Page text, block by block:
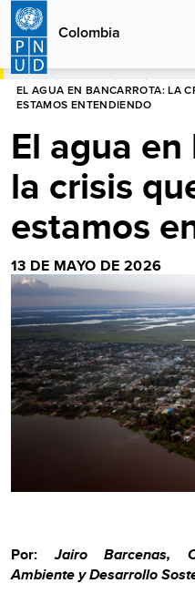
Pasar
contenido
principal
Colombia
HOME
EL AGUA EN BANCARROTA: LA
ESTAMOS ENTENDIENDO
El agua
la crisis
estamos
13 DE MAYO DE 2026
Por:Jairo Barcenas,
Ambiente y Desarrollo